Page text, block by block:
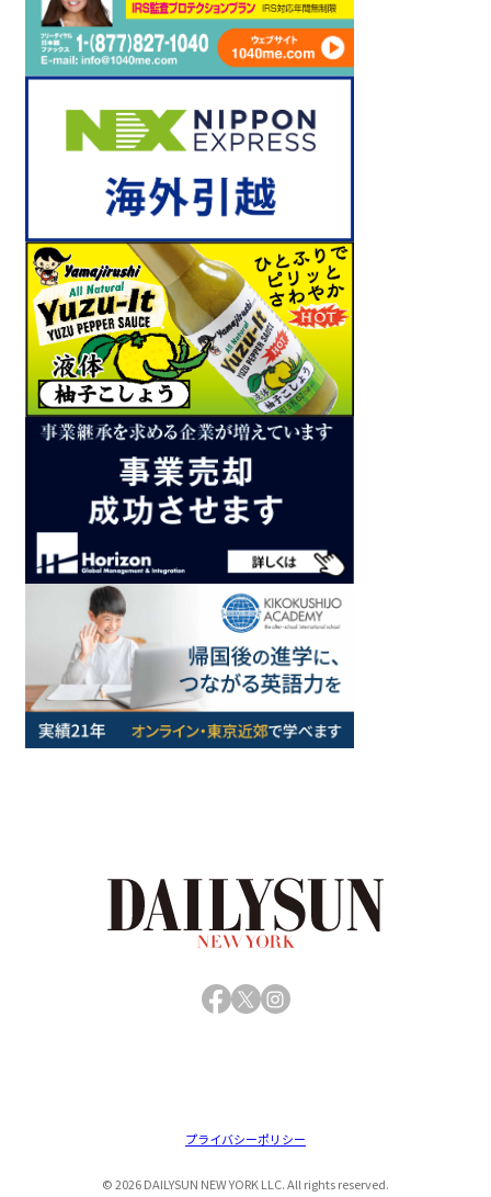
Facebook
X Instagram
© 2026 DAILYSUN NEW YORK LLC. All rights reserved.
プライバシーポリシー